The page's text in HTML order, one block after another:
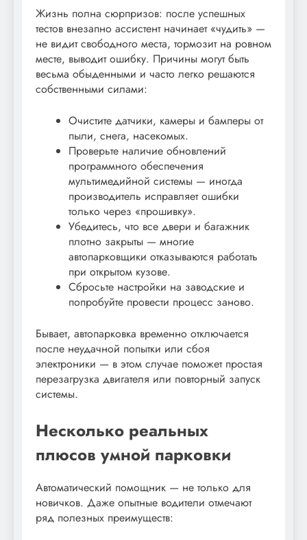
Жизнь полна сюрпризов: после успешных
тестов внезапно ассистент начинает «чудить» —
не видит свободного места, тормозит на ровном
месте, выводит ошибку. Причины могут быть
весьма обыденными и часто легко решаются
собственными силами:
Очистите датчики, камеры и бамперы от
пыли, снега, насекомых.
Проверьте наличие обновлений
программного обеспечения
мультимедийной системы — иногда
производитель исправляет ошибки
только через «прошивку».
Убедитесь, что все двери и багажник
плотно закрыты — многие
автопарковщики отказываются работать
при открытом кузове.
Сбросьте настройки на заводские и
попробуйте провести процесс заново.
Бывает, автопарковка временно отключается
после неудачной попытки или сбоя
электроники — в этом случае поможет простая
перезагрузка двигателя или повторный запуск
системы.
Несколько реальных
плюсов умной парковки
Автоматический помощник — не только для
новичков. Даже опытные водители отмечают
ряд полезных преимуществ: